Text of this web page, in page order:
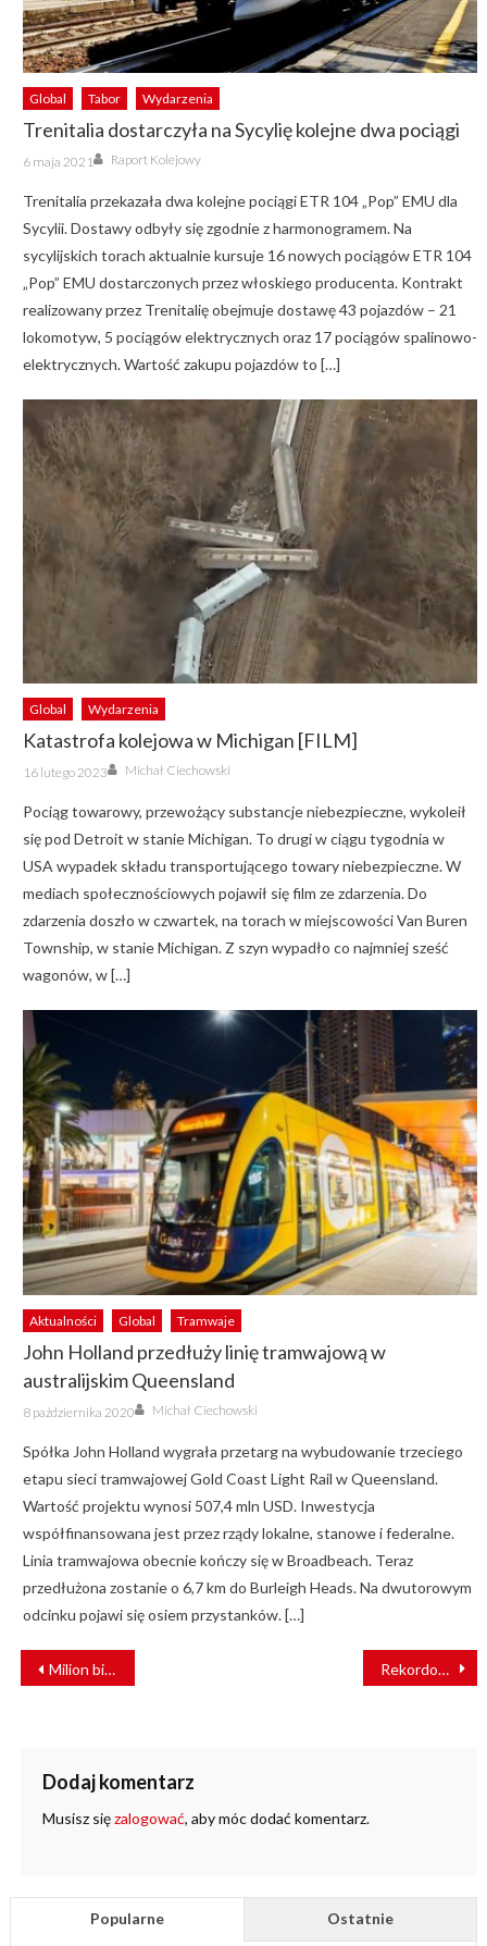
Global Tabor Wydarzenia
Trenitalia dostarczyła na Sycylię kolejne dwa pociągi
Posted
on
6 maja 2021 Author
Raport Kolejowy
Trenitalia przekazała dwa kolejne pociągi ETR 104 „Pop” EMU dla
Sycylii. Dostawy odbyły się zgodnie z harmonogramem. Na
sycylijskich torach aktualnie kursuje 16 nowych pociągów ETR 104
„Pop” EMU dostarczonych przez włoskiego producenta. Kontrakt
realizowany przez Trenitalię obejmuje dostawę 43 pojazdów – 21
lokomotyw, 5 pociągów elektrycznych oraz 17 pociągów spalinowo-
elektrycznych. Wartość zakupu pojazdów to […]
Global Wydarzenia
Katastrofa kolejowa w Michigan [FILM]
Posted
on
16 lutego 2023 Author
Michał Ciechowski
Pociąg towarowy, przewożący substancje niebezpieczne, wykoleił
się pod Detroit w stanie Michigan. To drugi w ciągu tygodnia w
USA wypadek składu transportującego towary niebezpieczne. W
mediach społecznościowych pojawił się film ze zdarzenia. Do
zdarzenia doszło w czwartek, na torach w miejscowości Van Buren
Township, w stanie Michigan. Z szyn wypadło co najmniej sześć
wagonów, w […]
Aktualności Global Tramwaje
John Holland przedłuży linię tramwajową w
australijskim Queensland
Posted
on
8 października 2020 Author
Michał Ciechowski
Spółka John Holland wygrała przetarg na wybudowanie trzeciego
etapu sieci tramwajowej Gold Coast Light Rail w Queensland.
Wartość projektu wynosi 507,4 mln USD. Inwestycja
współfinansowana jest przez rządy lokalne, stanowe i federalne.
Linia tramwajowa obecnie kończy się w Broadbeach. Teraz
przedłużona zostanie o 6,7 km do Burleigh Heads. Na dwutorowym
odcinku pojawi się osiem przystanków. […]
NAWIGACJA
WPISU
Milion biletów w promocyjnych cenach od PKP Intercity Rekordowe wakacje na kolei [RAPORT]
Dodaj komentarz
Musisz sięzalogować, aby móc dodać komentarz.
Popularne Ostatnie